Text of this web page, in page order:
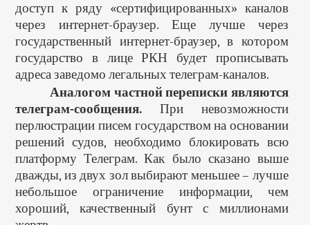
доступ к ряду «сертифицированных» каналов
через интернет-браузер. Еще лучше через
государственный интернет-браузер, в котором
государство в лице РКН будет прописывать
адреса заведомо легальных телеграм-каналов.
Аналогом частной переписки являются
телеграм-сообщения. При невозможности
перлюстрации писем государством на основании
решений судов, необходимо блокировать всю
платформу Телеграм. Как было сказано выше
дважды, из двух зол выбирают меньшее – лучше
небольшое ограничение информации, чем
хороший, качественный бунт с миллионами